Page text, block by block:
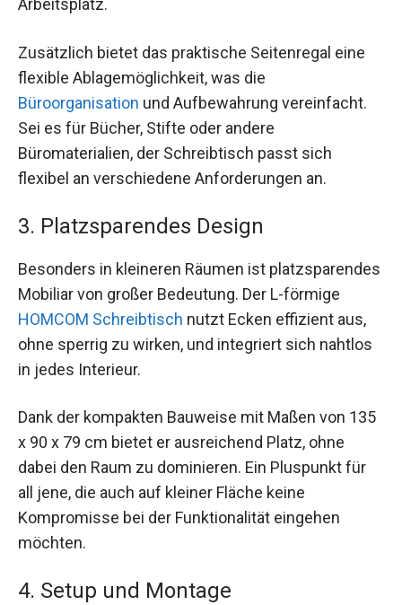
Arbeitsplatz.
Zusätzlich bietet das praktische Seitenregal eine
flexible Ablagemöglichkeit, was die
Büroorganisation und Aufbewahrung vereinfacht.
Sei es für Bücher, Stifte oder andere
Büromaterialien, der Schreibtisch passt sich
flexibel an verschiedene Anforderungen an.
3. Platzsparendes Design
Besonders in kleineren Räumen ist platzsparendes
Mobiliar von großer Bedeutung. Der L-förmige
HOMCOM Schreibtisch nutzt Ecken effizient aus,
ohne sperrig zu wirken, und integriert sich nahtlos
in jedes Interieur.
Dank der kompakten Bauweise mit Maßen von 135
x 90 x 79 cm bietet er ausreichend Platz, ohne
dabei den Raum zu dominieren. Ein Pluspunkt für
all jene, die auch auf kleiner Fläche keine
Kompromisse bei der Funktionalität eingehen
möchten.
4. Setup und Montage